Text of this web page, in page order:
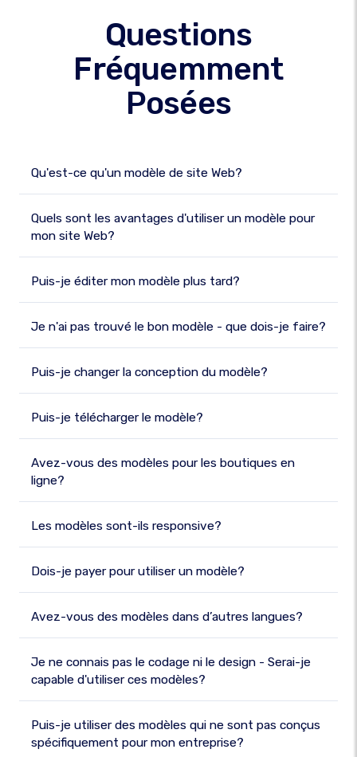
Questions
Fréquemment
Posées
Qu'est-ce qu'un modèle de site Web?
Quels sont les avantages d'utiliser un modèle pour
mon site Web?
Puis-je éditer mon modèle plus tard?
Je n'ai pas trouvé le bon modèle - que dois-je faire?
Puis-je changer la conception du modèle?
Puis-je télécharger le modèle?
Avez-vous des modèles pour les boutiques en
ligne?
Les modèles sont-ils responsive?
Dois-je payer pour utiliser un modèle?
Avez-vous des modèles dans d’autres langues?
Je ne connais pas le codage ni le design - Serai-je
capable d'utiliser ces modèles?
Puis-je utiliser des modèles qui ne sont pas conçus
spécifiquement pour mon entreprise?